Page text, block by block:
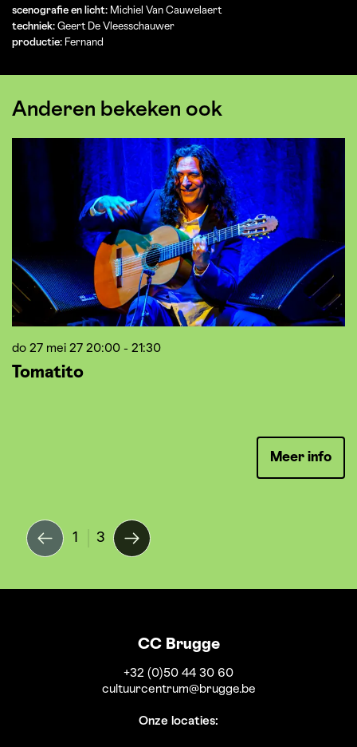
scenografie en licht: Michiel Van Cauwelaert
techniek: Geert De Vleesschauwer
productie: Fernand
Anderen bekeken ook
Tomatito
do 27 mei 27 20:00 - 21:30
Meer info
1 3
CC Brugge
+32 (0)50 44 30 60
cultuurcentrum@brugge.be
Onze locaties: